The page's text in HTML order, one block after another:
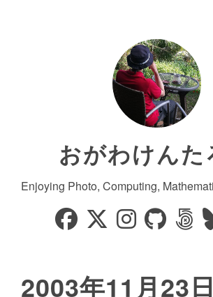
おがわけんた
Enjoying Photo, Computing,
2003年11月23